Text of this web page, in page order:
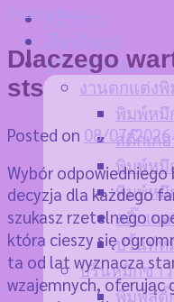
บริการของเรา
งานตกแต่ง
พิมพ์หมึ
สติ๊กเก
พิมพ์หมึ
พิมพ์หมึ
สติ๊กเก
ปริ้นท์ห
ปริ้นหมึกขาว
พิมพ์สติ๊
Dlaczego
sts
Posted on 08/07/2026
Wybór
decyzja dla każdego
szukasz rzetelnego
która cieszy się
ta od lat wyznacza
wzajemnych, oferując